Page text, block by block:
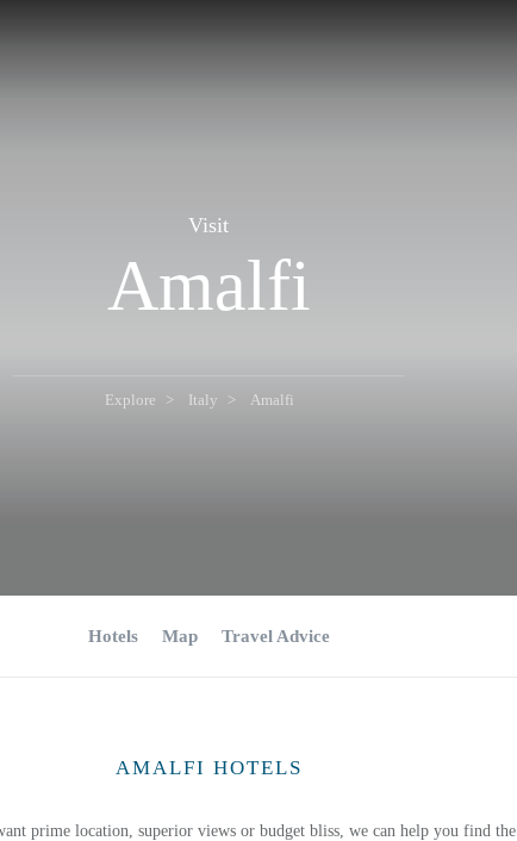
Visit
Amalfi
Explore Italy Amalfi
Hotels Map Travel Advice
AMALFI HOTELS
prime location, superior views or budget bliss, we can help you find the